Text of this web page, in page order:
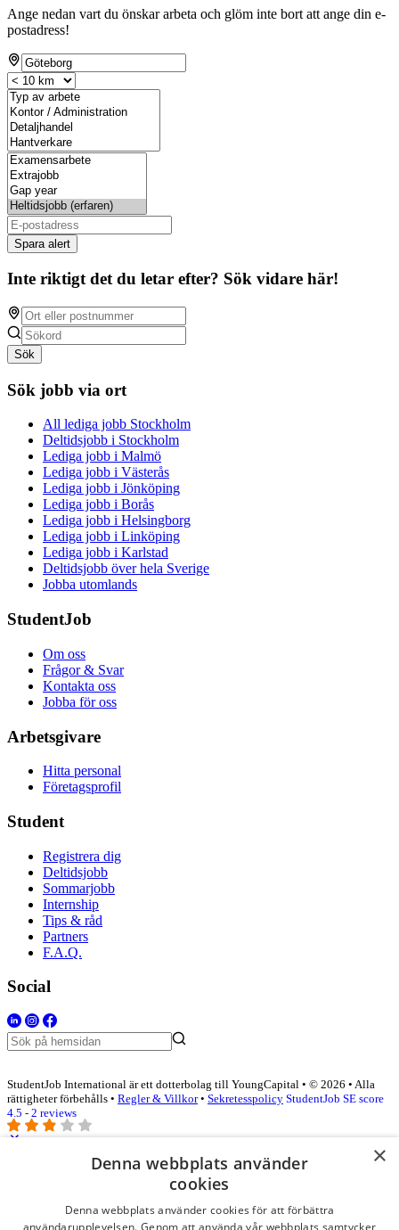
Ange nedan vart du önskar arbeta och glöm inte bort att ange din e-
postadress!
Spara alert
Inte riktigt det du letar efter? Sök vidare här!
Sök
Sök jobb via ort
All lediga jobb Stockholm
Deltidsjobb i Stockholm
Lediga jobb i Malmö
Lediga jobb i Västerås
Lediga jobb i Jönköping
Lediga jobb i Borås
Lediga jobb i Helsingborg
Lediga jobb i Linköping
Lediga jobb i Karlstad
Deltidsjobb över hela Sverige
Jobba utomlands
StudentJob
Om oss
Frågor & Svar
Kontakta oss
Jobba för oss
Arbetsgivare
Hitta personal
Företagsprofil
Student
Registrera dig
Deltidsjobb
Sommarjobb
Internship
Tips & råd
Partners
F.A.Q.
Social
StudentJob International är ett dotterbolag till YoungCapital • © 2026 • Alla
rättigheter förbehålls • Regler & Villkor• Sekretesspolicy StudentJob SE score
4.5 - 2 reviews
Logga in som företag
×
Denna webbplats använder
cookies
Denna webbplats använder cookies för att förbättra
användarupplevelsen. Genom att använda vår webbplats samtycker